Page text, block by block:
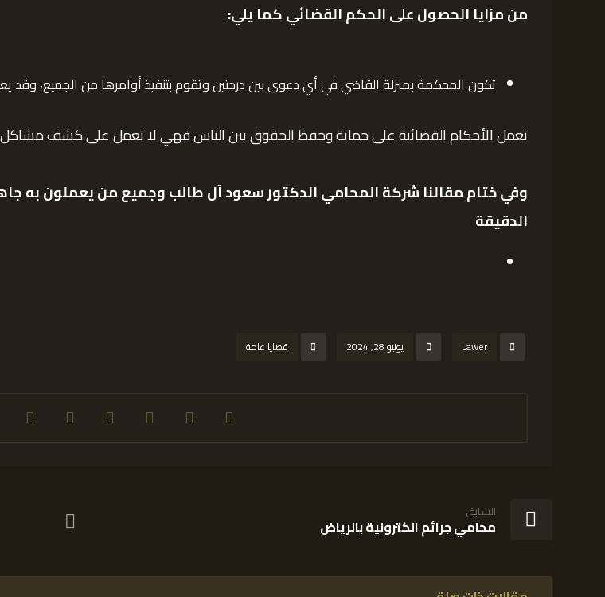
من مزايا الحصول على الحكم القضائي كما يلي:
تكون المحكمة بمنزلة القاضي في أي دعوى بين درجتين وتقوم بتنفيذ أوامرها من الجميع، وقد
تعمل الأحكام القضائية على حماية وحفظ الحقوق بين الناس فهي لا تعمل على كشف مشاكل
وفي ختام مقالنا شركة المحامي الدكتور سعود آل طالب وجميع من يعملون به
الدقيقة
Lawer يونيو 28, 2024 قضايا عامة
السابق
محامي جرائم الكترونية بالرياض